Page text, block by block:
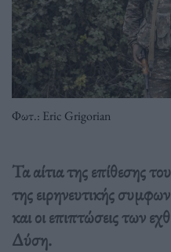
Φωτ.: Eric Grigorian
Τα αίτια της επίθεσης
της ειρηνευτικής
και οι επιπτώσεις των
Δύση.